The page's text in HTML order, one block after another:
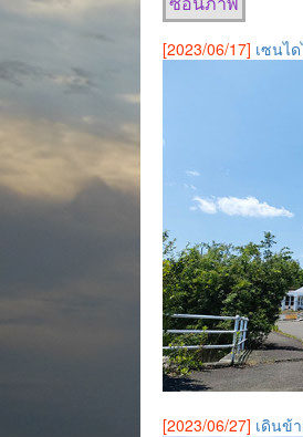
[2023/06/17] เซนไ
[2023/06/27] เดินข้